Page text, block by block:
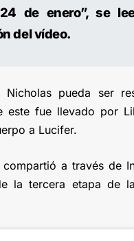
de enero”, se
del vídeo.
Nicholas pueda ser
este fue llevado por
a Lucifer.
a través de
la tercera etapa de